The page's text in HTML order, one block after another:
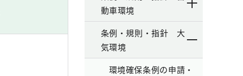
動車環境
条例・規則・指針 大
気環境
環境確保条例の申請・